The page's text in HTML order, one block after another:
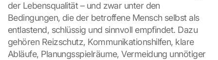
der Lebensqualität – und zwar unter den
Bedingungen, die der betroffene Mensch selbst als
entlastend, schlüssig und sinnvoll empfindet. Dazu
gehören Reizschutz, Kommunikationshilfen, klare
Abläufe, Planungsspielräume, Vermeidung unnötiger
l
e
M
a
p
s